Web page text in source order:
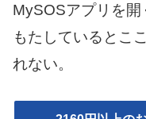
MySOSアプリを
もたしているとこ
れない。